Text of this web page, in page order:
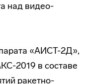
над видео-
«АИСТ-2Д»,
2019 в составе
ракетно-